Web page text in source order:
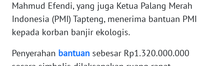
Mahmud Efendi, yang juga Ketua Palang Merah
Indonesia (PMI) Tapteng, menerima bantuan PMI
kepada korban banjir ekologis.
Penyerahan bantuan sebesar Rp1.320.000.000
REDAKSI
KARIR
DISCLAIMER